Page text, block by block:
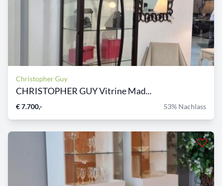
Christopher Guy
CHRISTOPHER GUY Vitrine Mad...
€ 7.700,- 53% Nachlass